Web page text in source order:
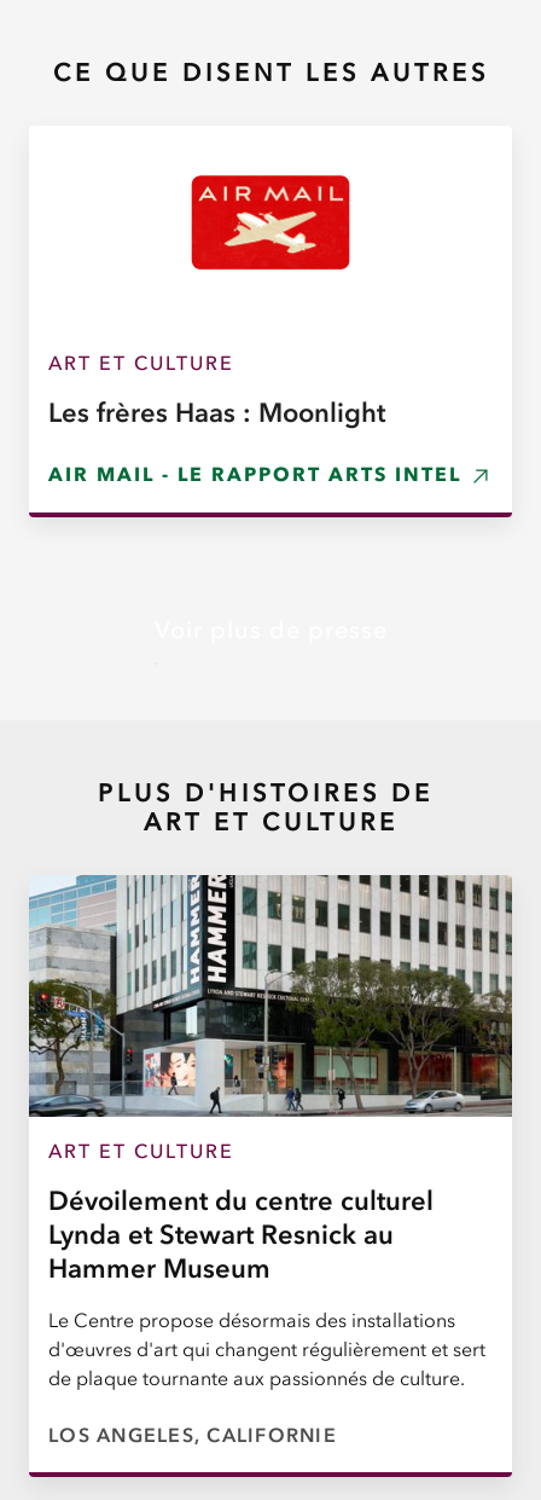
CE QUE DISENT LES AUTRES
ART ET CULTURE
Les frères Haas : Moonlight
AIR MAIL - LE RAPPORT ARTS INTEL
PLUS D'HISTOIRES DE
ART ET CULTURE
ART ET CULTURE
Dévoilement du centre culturel
Lynda et Stewart Resnick au
Hammer Museum
Le Centre propose désormais des installations
d'œuvres d'art qui changent régulièrement et sert
de plaque tournante aux passionnés de culture.
LOS ANGELES, CALIFORNIE